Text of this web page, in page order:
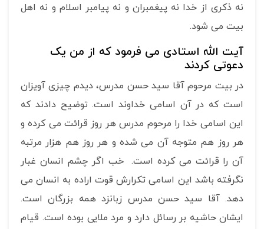
نه ذکری از خدا نه پیغمبران و نه پیامبر اسلام و نه اهل
بیت می شود.
آیت الله استادی می فرمود که از من یک
دعوتی کردند
در بیت مرحوم آقا سید حسن مدرس، دیدم چیزی آویزان
است که در آن اسامی خداوند است. توضیح دادند که
این اسامی خدا را مرحوم مدرس هر روز قرائت می کرده و
هر روز هم متوجه آن می شده و هر روز هم هزار مرتبه
آن را قرائت می کرده است. خب اگر چشم انسان غبار
نگرفته باشد این اسامی تکرارش قوت اراده به انسان می
دهد. آقا سید حسن مدرس زبانزد همه بزرگان است.
ایشان حاشیه بر رسائل دارد و مرد ملایی بوده است. قیام